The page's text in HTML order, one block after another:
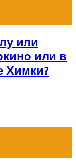
или
или в
Химки?